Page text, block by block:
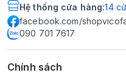
Hệ thống cửa hàng:14
facebook.com/
090 701 7617
Chính sách